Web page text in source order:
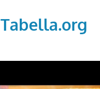
Tabella.org